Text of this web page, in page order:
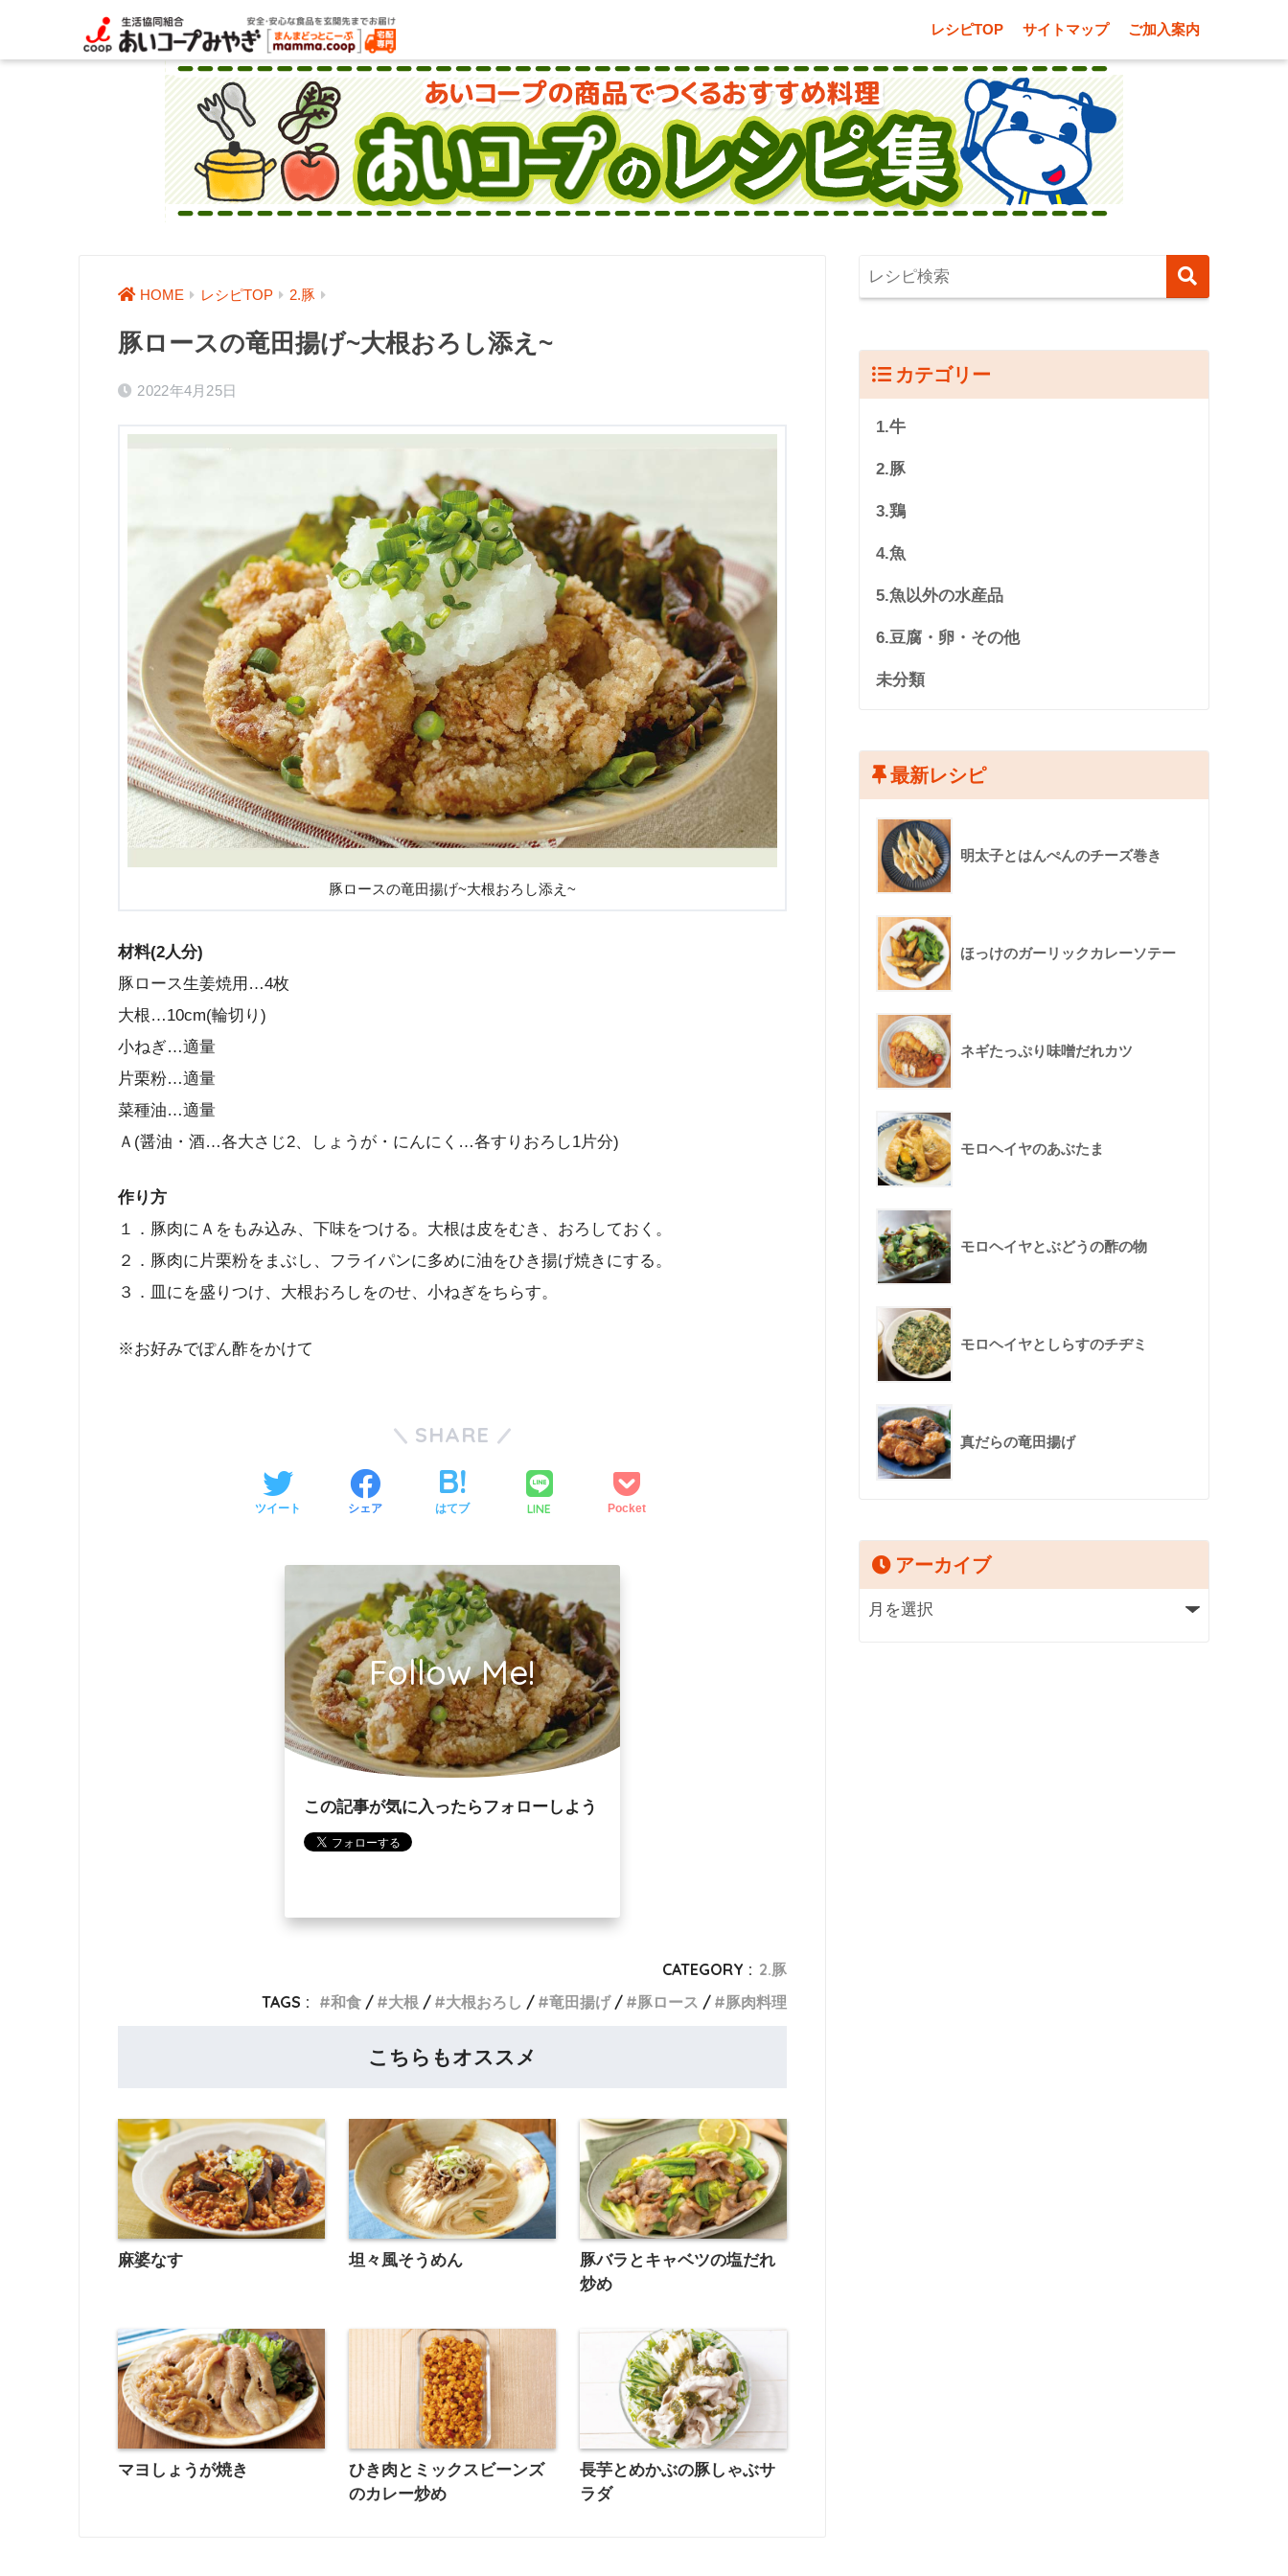
レシピTOP サイトマップ ご加入案内
HOME レシピTOP 2.豚
豚ロースの竜田揚げ~大根おろし添え~
2022年4月25日
豚ロースの竜田揚げ~大根おろし添え~
材料(2人分)
豚ロース生姜焼用…4枚
大根…10cm(輪切り)
小ねぎ…適量
片栗粉…適量
菜種油…適量
Ａ(醤油・酒…各大さじ2、しょうが・にんにく…各すりおろし1片分)
作り方
１．豚肉にＡをもみ込み、下味をつける。大根は皮をむき、おろしておく。
２．豚肉に片栗粉をまぶし、フライパンに多めに油をひき揚げ焼きにする。
３．皿にを盛りつけ、大根おろしをのせ、小ねぎをちらす。
※お好みでぽん酢をかけて
SHARE
ツイート シェア はてブ LINE Pocket
Follow Me!
この記事が気に入ったらフォローしよう
CATEGORY : 2.豚
TAGS :
和食 大根 大根おろし 竜田揚げ 豚ロース 豚肉料理
こちらもオススメ
麻婆なす 坦々風そうめん
豚バラとキャベツの塩だれ
炒め
マヨしょうが焼き
ひき肉とミックスビーンズ
のカレー炒め
長芋とめかぶの豚しゃぶサ
ラダ
カテゴリー
1.牛
2.豚
3.鶏
4.魚
5.魚以外の水産品
6.豆腐・卵・その他
未分類
最新レシピ
明太子とはんぺんのチーズ巻き
ほっけのガーリックカレーソテー
ネギたっぷり味噌だれカツ
モロヘイヤのあぶたま
モロヘイヤとぶどうの酢の物
モロヘイヤとしらすのチヂミ
真だらの竜田揚げ
アーカイブ